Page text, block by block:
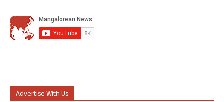
Advertise With Us